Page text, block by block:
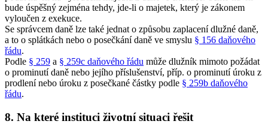
bude úspěšný zejména tehdy, jde-li o majetek, který je zákonem
vyloučen z exekuce.
Se správcem daně lze také jednat o způsobu zaplacení dlužné daně,
a to o splátkách nebo o posečkání daně ve smyslu § 156 daňového
řádu.
Podle § 259 a § 259c daňového řádu může dlužník mimoto požádat
o prominutí daně nebo jejího příslušenství, příp. o prominutí úroku z
prodlení nebo úroku z posečkané částky podle § 259b daňového
řádu.
8. Na které instituci životní situaci řešit